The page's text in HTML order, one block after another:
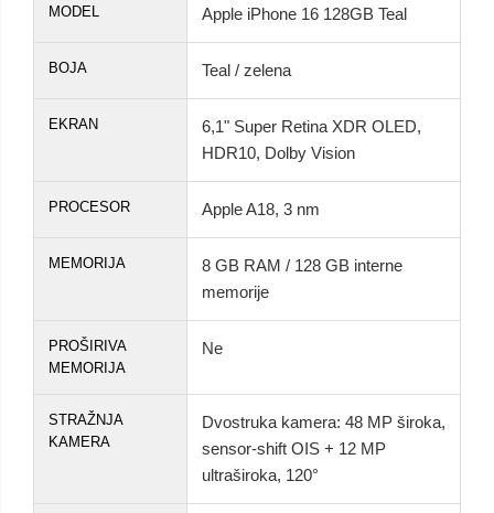
MODEL Apple iPhone 16 128GB Teal
BOJA Teal / zelena
EKRAN
6,1" Super Retina XDR OLED,
HDR10, Dolby Vision
PROCESOR Apple A18, 3 nm
MEMORIJA
8 GB RAM / 128 GB interne
memorije
PROŠIRIVA
MEMORIJA
Ne
STRAŽNJA
KAMERA
Dvostruka kamera: 48 MP široka,
sensor-shift OIS + 12 MP
ultraširoka, 120°